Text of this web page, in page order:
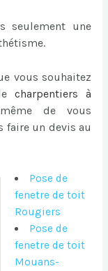
seulement une
vous souhaitez
charpentiers à
de vous
un devis au
Pose de
fenetre de toit
Rougiers
Pose de
fenetre de toit
Mouans-